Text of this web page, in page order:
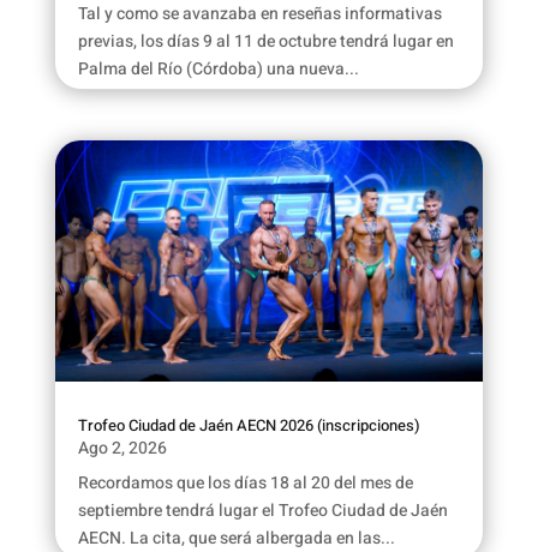
Tal y como se avanzaba en reseñas informativas
previas, los días 9 al 11 de octubre tendrá lugar en
Palma del Río (Córdoba) una nueva...
Trofeo Ciudad de Jaén AECN 2026 (inscripciones)
Ago 2, 2026
Recordamos que los días 18 al 20 del mes de
septiembre tendrá lugar el Trofeo Ciudad de Jaén
AECN. La cita, que será albergada en las...